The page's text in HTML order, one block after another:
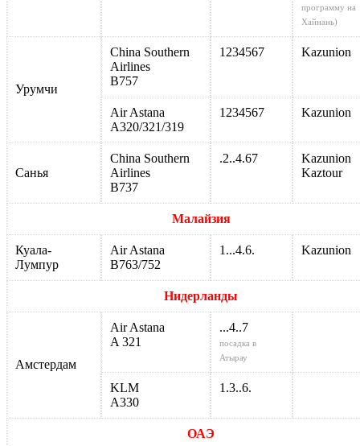
программу на
Хайнань)
Урумчи
China Southern
Airlines
В757
1234567 Kazunion
Air Astana
A320/321/319
1234567 Kazunion
Санья
China Southern
Airlines
В737
.2..4.67
Kazunion
Kaztour
Малайзия
Куала-
Лумпур
Air Astana
В763/752
1...4.6. Kazunion
Нидерланды
Амстердам
Air Astana
A 321
...4..7
посадка в
Атырау
KLM
A330
1.3..6.
ОАЭ